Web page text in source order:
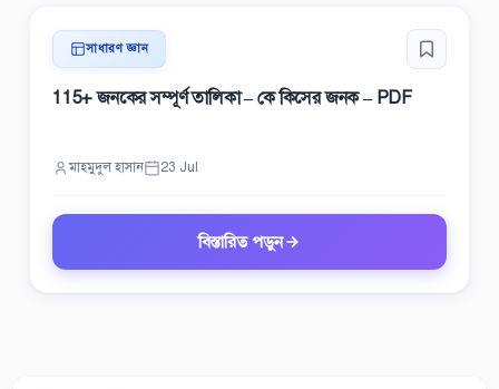
সাধারণ জ্ঞান
115+ জনকের সম্পূর্ণ তালিকা – কে কিসের জনক – PDF
মাহমুদুল হাসান 23 Jul
বিস্তারিত পড়ুন